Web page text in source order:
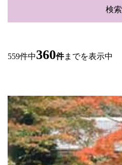
検索
559件中360件までを表示中